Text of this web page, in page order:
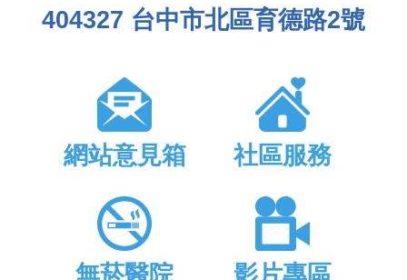
404327 台中市北區育德路2號
網站意見箱 社區服務